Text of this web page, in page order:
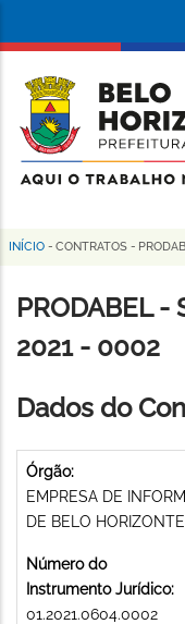
conteúdo
principal
da
Prefeitura
de
Horizonte
Trilha
de
navegação
INÍCIO - CONTRATOS -
PRODABEL -
2021 - 0002
Dados do
Órgão:
EMPRESA DE
DE BELO HORIZONTE
Número do
Instrumento Jurídico:
01.2021.0604.0002